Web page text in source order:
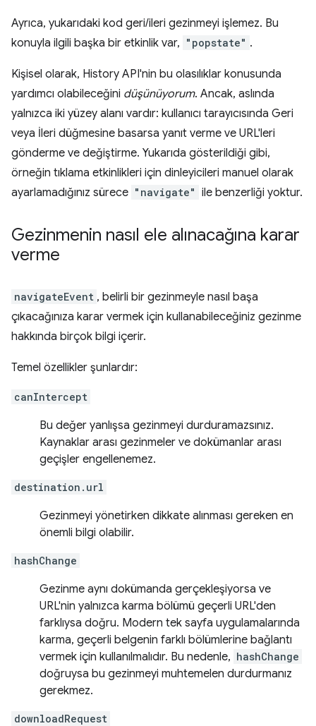
Ayrıca, yukarıdaki kod geri/ileri gezinmeyi işlemez. Bu
konuyla ilgili başka bir etkinlik var, "popstate" .
Kişisel olarak, History API'nin bu olasılıklar konusunda
yardımcı olabileceğini düşünüyorum. Ancak, aslında
yalnızca iki yüzey alanı vardır: kullanıcı tarayıcısında Geri
veya İleri düğmesine basarsa yanıt verme ve URL'leri
gönderme ve değiştirme. Yukarıda gösterildiği gibi,
örneğin tıklama etkinlikleri için dinleyicileri manuel olarak
ayarlamadığınız sürece "navigate" ile benzerliği yoktur.
Gezinmenin nasıl ele alınacağına karar
verme
navigateEvent , belirli bir gezinmeyle nasıl başa
çıkacağınıza karar vermek için kullanabileceğiniz gezinme
hakkında birçok bilgi içerir.
Temel özellikler şunlardır:
canIntercept
Bu değer yanlışsa gezinmeyi durduramazsınız.
Kaynaklar arası gezinmeler ve dokümanlar arası
geçişler engellenemez.
destination.url
Gezinmeyi yönetirken dikkate alınması gereken en
önemli bilgi olabilir.
hashChange
Gezinme aynı dokümanda gerçekleşiyorsa ve
URL'nin yalnızca karma bölümü geçerli URL'den
farklıysa doğru. Modern tek sayfa uygulamalarında
karma, geçerli belgenin farklı bölümlerine bağlantı
vermek için kullanılmalıdır. Bu nedenle, hashChange
doğruysa bu gezinmeyi muhtemelen durdurmanız
gerekmez.
downloadRequest